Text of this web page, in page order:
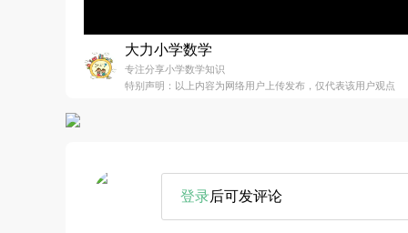
大力小学数学
专注分享小学数学知识
特别声明：以上内容为网络用户上传发布，仅代表该用户观点
登录后可发评论